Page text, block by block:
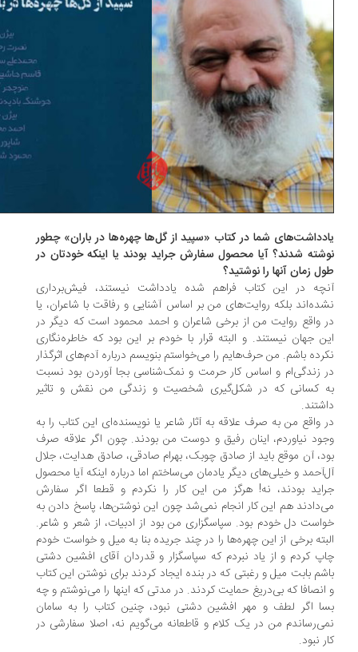
شما در کتاب «سپید از گل‌ها چهره‌ها در باران» چطور
شدند؟ آیا محصول سفارش جراید بودند یا اینکه خودتان در
زمان آنها را نوشتید؟
در این کتاب فراهم شده یادداشت نیستند، فیش‌برداری
بلکه روایت‌های من بر اساس آشنایی و رفاقت با شاعران، یا
واقع روایت من از برخی شاعران و احمد محمود است که دیگر در
جهان نیستند. و البته قرار با خودم بر این بود که خاطره‌نگاری
باشم. من حرف‌هایم را می‌خواستم بنویسم درباره آدم‌های اثرگذار
زندگی‌ام و اساس کار حرمت و نمک‌شناسی بجا آوردن بود نسبت
کسانی که در شکل‌گیری شخصیت و زندگی من نقش و تاثیر
واقع من به صرف علاقه به آثار شاعر یا نویسنده‌ای این کتاب را به
نیاوردم، اینان رفیق و دوست من بودند. چون اگر علاقه صرف
آن موقع باید از صادق چوبک، بهرام صادقی، صادق هدایت، جلال
و خیلی‌های دیگر یادمان می‌ساختم اما درباره اینکه آیا محصول
بودند، نه! هرگز من این کار را نکردم و قطعا اگر سفارش
هم این کار انجام نمی‌شد چون این نوشتن‌ها، پاسخ دادن به
دل خودم بود. سپاسگزاری من بود از ادبیات، از شعر و شاعر.
برخی از این چهره‌ها را در چند جریده بنا به میل و خواست خودم
کردم و از یاد نبردم که سپاسگزار و قدردان آقای افشین دشتی
بابت میل و رغبتی که در بنده ایجاد کردند برای نوشتن این کتاب
که بی‌دریغ حمایت کردند. در مدتی که اینها را می‌نوشتم و چه
اگر لطف و مهر افشین دشتی نبود، چنین کتاب را به سامان
من در یک کلام و قاطعانه می‌گویم نه، اصلا سفارشی در
نبود.